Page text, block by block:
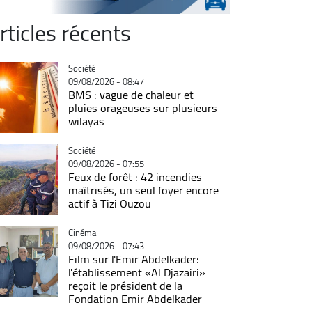
récents
Catégorie
Société
09/08/2026 - 08:47
BMS : vague de chaleur et
pluies orageuses sur plusieurs
wilayas
Catégorie
Société
09/08/2026 - 07:55
Feux de forêt : 42 incendies
maîtrisés, un seul foyer encore
actif à Tizi Ouzou
Catégorie
Cinéma
09/08/2026 - 07:43
Film sur l'Emir Abdelkader:
l'établissement «Al Djazairi»
reçoit le président de la
Fondation Emir Abdelkader